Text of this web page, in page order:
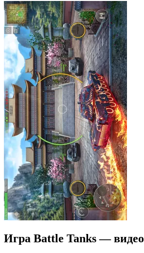
Игра Battle Tanks — видео